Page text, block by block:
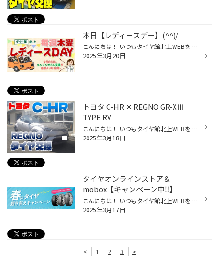
本日【レディースデー】(^^)/
こんにちは！ いつもタイヤ館北上WEBを ご覧いただきありがとうございます。 本日【レディースデー】です！ 女性の方はエンジンオイル交換が 通常よりお得に出来ちゃいます。 オイル交換も予約が可能！ WEB、またはお電話でもオイル交換の ご予約ができるようになりました☆(^^)/ ※タイヤ交換シーズ...
2025年3月20日
トヨタ C-HR ✕ REGNO GR-XⅢ
TYPE RV
こんにちは！ いつもタイヤ館北上WEBを ご覧いただきありがとうございます。 昨日とは打って変わって 晴れた北上でございます(゜ω゜) 本日はいつも当店をご利用頂いているお客様で トヨタ C-HR がタイヤ交換ご入庫です！ 装着したのは今年２月に発売したばかりの 新商品【REGNO GR-XⅢ TYPE RV】です...
2025年3月18日
タイヤオンラインストア＆
mobox【キャンペーン中‼】
こんにちは！ いつもタイヤ館北上WEBを ご覧いただきありがとうございます。 只今、ブリヂストン タイヤオンラインストアと moboxで「春のタイヤ履き替えキャンペーン」 実施中で～す！！ヾ(≧▽≦)ﾉ キャンペーン期間：3/14～4/14 ブリヂストンのタイヤオンラインストア、 moboxでご紹介しているキャ...
2025年3月17日
< 1 2 3 >